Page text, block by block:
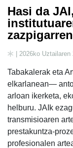
Hasi da
| 2026ko Uztailaren
Tabakalerak eta
elkarlanean—
arloan ikerketa,
helburu. JAIk
transmisioaren
prestakuntza-
profesionalen